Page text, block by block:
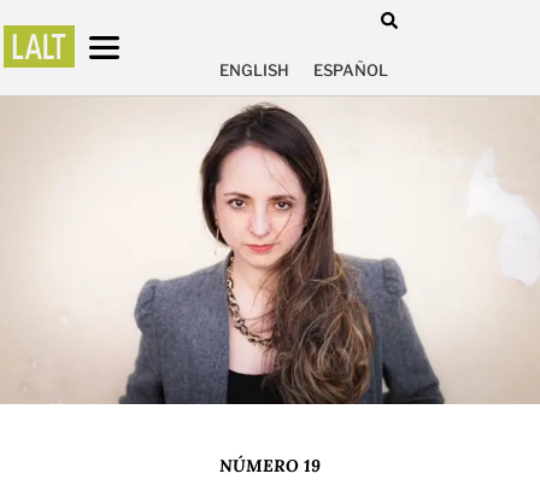
ENGLISH ESPAÑOL
NÚMERO 19